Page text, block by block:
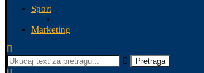
Sport
Marketing
Pretraga